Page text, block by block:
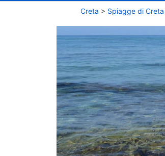
Creta > Spiagge di Creta